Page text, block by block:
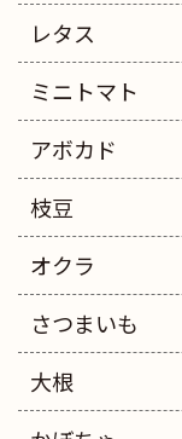
レタス
ミニトマト
アボカド
枝豆
オクラ
さつまいも
大根